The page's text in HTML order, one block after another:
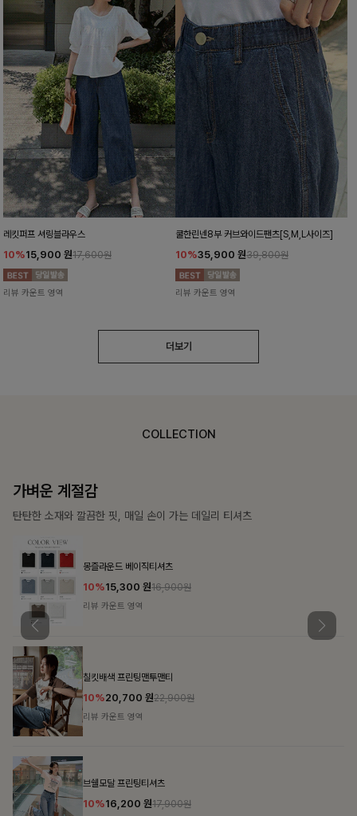
레킷퍼프 셔링블라우스
10%15,900 원17,600원
리뷰 카운트 영역
쿨한린넨8부 커브와이드팬츠[S,M,L사이즈]
10%35,900 원39,800원
리뷰 카운트 영역
더보기
COLLECTION
가장 쉬운 코디
특별한 날부터 일상까지 함께하는 룩